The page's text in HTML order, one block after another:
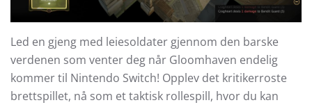
Led en gjeng med leiesoldater gjennom den barske
verdenen som venter deg når Gloomhaven endelig
kommer til Nintendo Switch! Opplev det kritikerroste
brettspillet, nå som et taktisk rollespill, hvor du kan